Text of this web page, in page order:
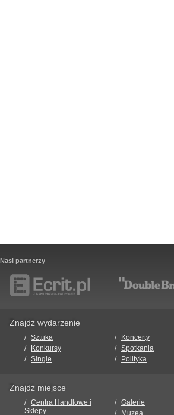
Nasi partnerzy
Znajdź wydarzenie
Sztuka Koncerty
Konkursy
Spotkania
Single
Polityka
Znajdź miejsce
Centra Handlowe i
Sklepy
Galerie
Muzea